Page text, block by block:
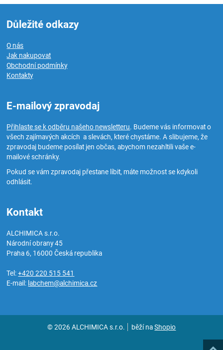
Důležité odkazy
O nás
Jak nakupovat
Obchodní podmínky
Kontakty
E-mailový zpravodaj
Přihlaste se k odběru našeho newsletteru. Budeme vás informovat o
všech zajímavých akcích a slevách, které chystáme. A slibujeme, že
zpravodaj budeme posílat jen občas, abychom nezahltili vaše e-
mailové schránky.
Pokud se vám zpravodaj přestane líbit, máte možnost se kdykoli
odhlásit.
Kontakt
ALCHIMICA s.r.o.
Národní obrany 45
Praha 6, 16000Česká republika
Tel:+420 220 515 541
E-mail: labchem@alchimica.cz
© 2026 ALCHIMICA s.r.o. běží naShopio